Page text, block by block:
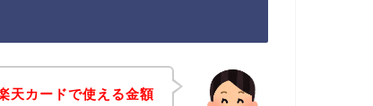
天カードで使える金額